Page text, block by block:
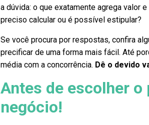
a dúvida: o que exatamente agrega valor
preciso calcular ou é possível estipular?
Se você procura por respostas, confira
precificar de uma forma mais fácil. Até
média com a concorrência. Dê o devido
Antes de escolher
negócio!